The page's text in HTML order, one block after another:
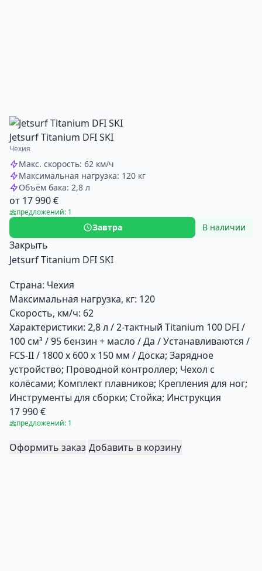
Jetsurf Titanium DFI SKI
Чехия
Макс. скорость: 62 км/ч
Максимальная нагрузка: 120 кг
Объём бака: 2,8 л
от 17 990 €
предложений: 1
Завтра В наличии
Закрыть
Jetsurf Titanium DFI SKI
Страна: Чехия
Максимальная нагрузка, кг: 120
Скорость, км/ч: 62
Характеристики: 2,8 л / 2-тактный Titanium 100 DFI /
100 см³ / 95 бензин + масло / Да / Устанавливаются /
FCS-II / 1800 х 600 х 150 мм / Доска; Зарядное
устройство; Проводной контроллер; Чехол с
колёсами; Комплект плавников; Крепления для ног;
Инструменты для сборки; Стойка; Инструкция
17 990 €
предложений: 1
Оформить заказ Добавить в корзину